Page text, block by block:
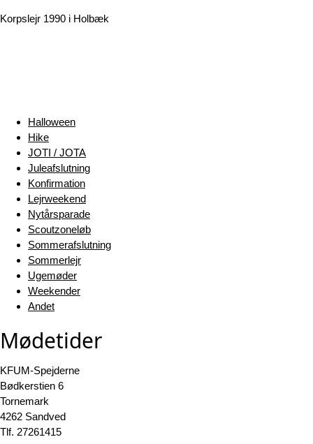
Korpslejr 1990 i Holbæk
Halloween
Hike
JOTI / JOTA
Juleafslutning
Konfirmation
Lejrweekend
Nytårsparade
Scoutzoneløb
Sommerafslutning
Sommerlejr
Ugemøder
Weekender
Andet
Mødetider
KFUM-Spejderne
Bødkerstien 6
Tornemark
4262 Sandved
Tlf. 27261415